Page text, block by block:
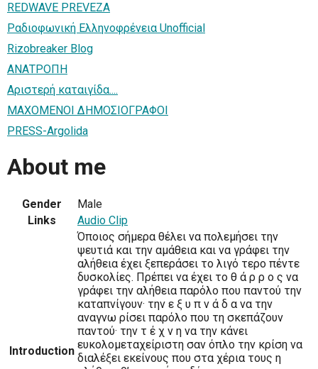
REDWAVE PREVEZA
Ραδιοφωνική Ελληνοφρένεια Unofficial
Rizobreaker Blog
ΑΝΑΤΡΟΠΗ
Αριστερή καταιγίδα....
ΜΑΧΟΜΕΝΟΙ ΔΗΜΟΣΙΟΓΡΑΦΟΙ
PRESS-Argolida
About me
Gender
Male
Links
Audio Clip
Introduction
Όποιος σήµερα θέλει να πολεµήσει την
ψευτιά και την αµάθεια και να γράφει την
αλήθεια έχει ξεπεράσει το λιγό τερο πέντε
δυσκολίες. Πρέπει να έχει το θ ά ρ ρ ο ς να
γράφει την αλήθεια παρόλο που παντού την
καταπνίγουν· την ε ξ υ π ν ά δ α να την
αναγνω ρίσει παρόλο που τη σκεπάζουν
παντού· την τ έ χ ν η να την κάνει
ευκολοµεταχείριστη σαν όπλο την κρίση να
διαλέξει εκείνους που στα χέρια τους η